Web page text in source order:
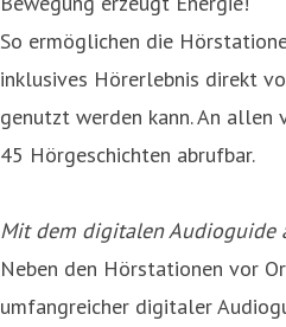
So ermöglichen die
inklusives Hörerlebnis direkt
genutzt werden kann. An
45 Hörgeschichten abrufbar.
Mit dem digitalen Audioguide
Neben den Hörstationen vor
umfangreicher digitaler